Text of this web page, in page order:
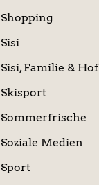
Shopping
Sisi
Sisi, Familie & Hof
Skisport
Sommerfrische
Soziale Medien
Sport